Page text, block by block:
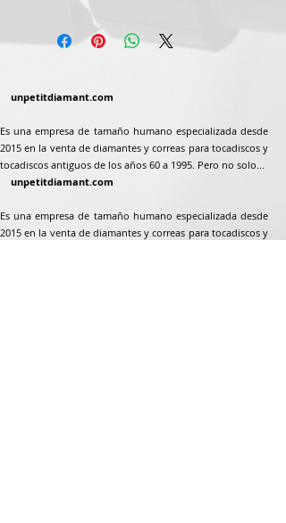
unpetitdiamant.com
Es una empresa de tamaño humano especializada desde
2015 en la venta de diamantes y correas para tocadiscos y
tocadiscos antiguos de los años 60 a 1995. Pero no solo...
unpetitdiamant.com
Es una empresa de tamaño humano especializada desde
2015 en la venta de diamantes y correas para tocadiscos y